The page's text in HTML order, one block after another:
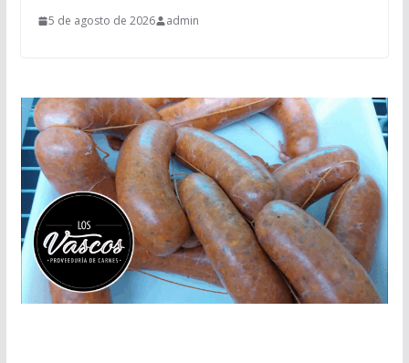
5 de agosto de 2026 admin